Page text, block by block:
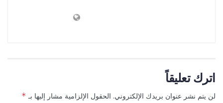
اترك تعليقاً
لن يتم نشر عنوان بريدك الإلكتروني. الحقول الإلزامية مشار إليها بـ *